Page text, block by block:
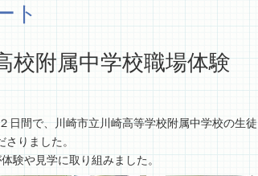
ト
校附属中学校職場体験
日間で、川崎市立川崎高等学校附属中学校の生
りました。
験や見学に取り組みました。